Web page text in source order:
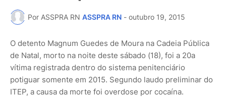
Por ASSPRA RN ASSPRA RN - outubro 19, 2015
O detento Magnum Guedes de Moura na Cadeia Pública
de Natal, morto na noite deste sábado (18), foi a 20a
vítima registrada dentro do sistema penitenciário
potiguar somente em 2015. Segundo laudo preliminar do
ITEP, a causa da morte foi overdose por cocaína.